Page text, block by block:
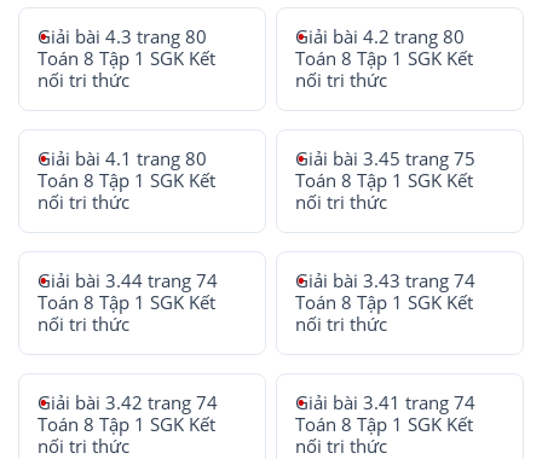
Giải bài 4.3 trang 80
Toán 8 Tập 1 SGK Kết
nối tri thức
Giải bài 4.2 trang 80
Toán 8 Tập 1 SGK Kết
nối tri thức
Giải bài 4.1 trang 80
Toán 8 Tập 1 SGK Kết
nối tri thức
Giải bài 3.45 trang 75
Toán 8 Tập 1 SGK Kết
nối tri thức
Giải bài 3.44 trang 74
Toán 8 Tập 1 SGK Kết
nối tri thức
Giải bài 3.43 trang 74
Toán 8 Tập 1 SGK Kết
nối tri thức
Giải bài 3.42 trang 74
Toán 8 Tập 1 SGK Kết
nối tri thức
Giải bài 3.41 trang 74
Toán 8 Tập 1 SGK Kết
nối tri thức